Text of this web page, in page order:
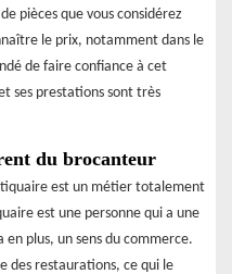
pièces que vous considérez
le prix, notamment dans le
de faire confiance à cet
ses prestations sont très
du brocanteur
est un métier totalement
est une personne qui a une
en plus, un sens du commerce.
des restaurations, ce qui le